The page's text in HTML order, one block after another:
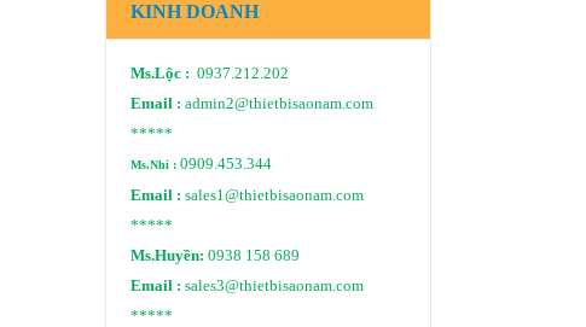
KINH DOANH
Ms.Lộc : 0937.212.202
Email : admin2@thietbisaonam.com
*****
Ms.Nhi : 0909.453.344
Email : sales1@thietbisaonam.com
*****
Ms.Huyền: 0938 158 689
Email : sales3@thietbisaonam.com
*****